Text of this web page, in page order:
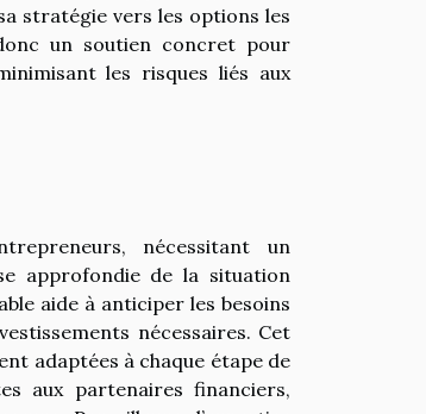
stratégie vers les options les
un soutien concret pour
les risques liés aux
nécessitant un
approfondie de la situation
aide à anticiper les besoins
nécessaires. Cet
adaptées à chaque étape de
aux partenaires financiers,